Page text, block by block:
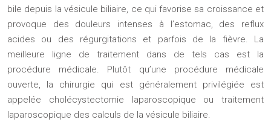
bile depuis la vésicule biliaire, ce qui favorise sa croissance et
provoque des douleurs intenses à l’estomac, des reflux
acides ou des régurgitations et parfois de la fièvre. La
meilleure ligne de traitement dans de tels cas est la
procédure médicale. Plutôt qu’une procédure médicale
ouverte, la chirurgie qui est généralement privilégiée est
appelée cholécystectomie laparoscopique ou traitement
laparoscopique des calculs de la vésicule biliaire.